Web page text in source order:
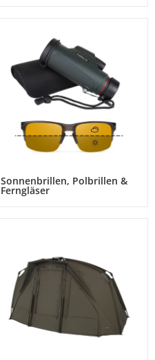
Sonnenbrillen, Polbrillen &
Ferngläser